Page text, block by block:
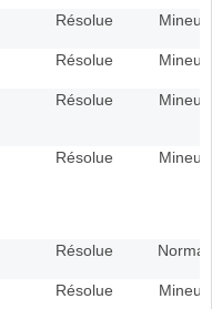
Résolue Mineur
Résolue Mineur
Résolue Mineur
Résolue Mineur
Résolue Normal
Résolue Mineur